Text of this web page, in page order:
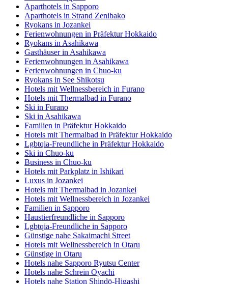
Aparthotels in Sapporo
Aparthotels in Strand Zenibako
Ryokans in Jozankei
Ferienwohnungen in Präfektur Hokkaido
Ryokans in Asahikawa
Gasthäuser in Asahikawa
Ferienwohnungen in Asahikawa
Ferienwohnungen in Chuo-ku
Ryokans in See Shikotsu
Hotels mit Wellnessbereich in Furano
Hotels mit Thermalbad in Furano
Ski in Furano
Ski in Asahikawa
Familien in Präfektur Hokkaido
Hotels mit Thermalbad in Präfektur Hokkaido
Lgbtqia-Freundliche in Präfektur Hokkaido
Ski in Chuo-ku
Business in Chuo-ku
Hotels mit Parkplatz in Ishikari
Luxus in Jozankei
Hotels mit Thermalbad in Jozankei
Hotels mit Wellnessbereich in Jozankei
Familien in Sapporo
Haustierfreundliche in Sapporo
Lgbtqia-Freundliche in Sapporo
Günstige nahe Sakaimachi Street
Hotels mit Wellnessbereich in Otaru
Günstige in Otaru
Hotels nahe Sapporo Ryutsu Center
Hotels nahe Schrein Oyachi
Hotels nahe Station Shindō-Higashi